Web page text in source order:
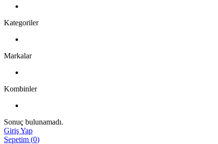
Kategoriler
Markalar
Kombinler
Sonuç bulunamadı.
Giriş Yap
Sepetim (0)